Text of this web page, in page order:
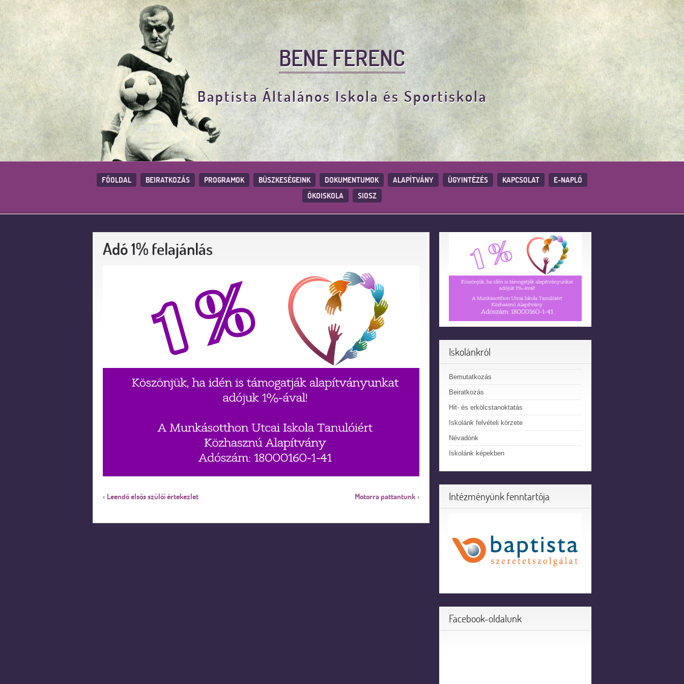
BENE FERENC
Baptista Általános Iskola és Sportiskola
FŐOLDAL BEIRATKOZÁS PROGRAMOK BÜSZKESÉGEINK DOKUMENTUMOK ALAPÍTVÁNY ÜGYINTÉZÉS KAPCSOLAT
E-NAPLÓ
ÖKOISKOLA
SIOSZ
Adó 1% felajánlás
‹ Leendő elsős szülői értekezlet Motorra pattantunk›
Iskolánkról
Bemutatkozás
Beiratkozás
Hit- és erkölcstanoktatás
Iskolánk felvételi körzete
Névadónk
Iskolánk képekben
Intézményünk fenntartója
Facebook-oldalunk